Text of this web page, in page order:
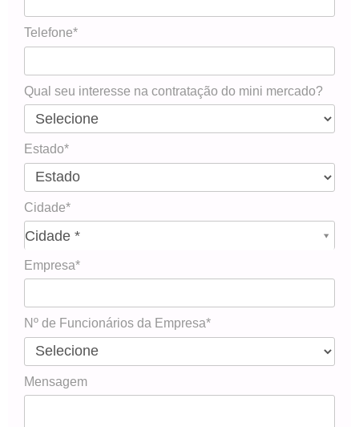
Telefone*
Qual seu interesse na contratação do mini mercado?
Estado*
Cidade*
Cidade *
Cidade*
Empresa*
Nº de Funcionários da Empresa*
Mensagem